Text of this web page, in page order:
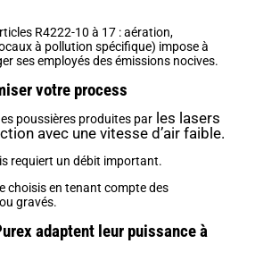
R4222-10 à 17 : aération,
à pollution spécifique) impose à
ses employés des émissions nocives.
votre process
poussières produites par les lasers
avec une vitesse d’air faible.
requiert un débit important.
choisis en tenant compte des
gravés.
adaptent leur puissance à